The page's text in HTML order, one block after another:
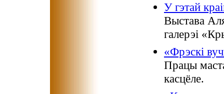
У гэтай
Выстава
галерэі
«Фрэскі
Працы
касцёле.